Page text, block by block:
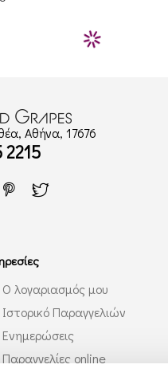
Αθήνα, 17676
2215
Ο λογαριασμός μου
Ιστορικό Παραγγελιών
Ενημερώσεις
Παραγγελίες online